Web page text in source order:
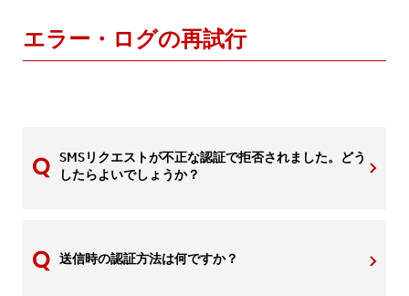
エラー・ログの再試行
SMSリクエストが不正な認証で拒否されました。どう
したらよいでしょうか？
送信時の認証方法は何ですか？